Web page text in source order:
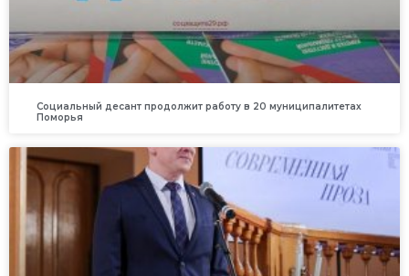
Социальный десант продолжит работу в 20 муниципалитетах
Поморья